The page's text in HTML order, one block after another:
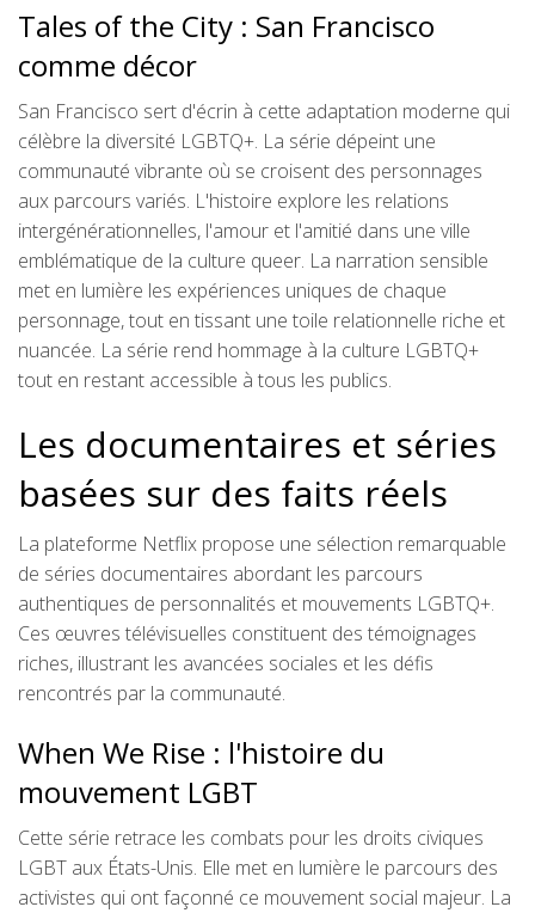
Tales of the City : San Francisco
comme décor
San Francisco sert d'écrin à cette adaptation moderne qui
célèbre la diversité LGBTQ+. La série dépeint une
communauté vibrante où se croisent des personnages
aux parcours variés. L'histoire explore les relations
intergénérationnelles, l'amour et l'amitié dans une ville
emblématique de la culture queer. La narration sensible
met en lumière les expériences uniques de chaque
personnage, tout en tissant une toile relationnelle riche et
nuancée. La série rend hommage à la culture LGBTQ+
tout en restant accessible à tous les publics.
Les documentaires et séries
basées sur des faits réels
La plateforme Netflix propose une sélection remarquable
de séries documentaires abordant les parcours
authentiques de personnalités et mouvements LGBTQ+.
Ces œuvres télévisuelles constituent des témoignages
riches, illustrant les avancées sociales et les défis
rencontrés par la communauté.
When We Rise : l'histoire du
mouvement LGBT
Cette série retrace les combats pour les droits civiques
LGBT aux États-Unis. Elle met en lumière le parcours des
activistes qui ont façonné ce mouvement social majeur. La